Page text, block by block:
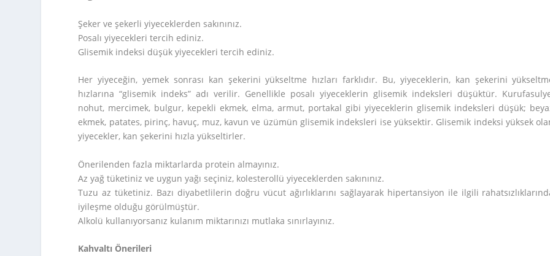
Şeker ve şekerli yiyeceklerden sakınınız.
Posalı yiyecekleri tercih ediniz.
Glisemik indeksi düşük yiyecekleri tercih ediniz.
Her yiyeceğin, yemek sonrası kan şekerini yükseltme hızları farklıdır. Bu, yiyeceklerin, kan şekerini
hızlarına “glisemik indeks” adı verilir. Genellikle posalı yiyeceklerin glisemik indeksleri düşüktür.
nohut, mercimek, bulgur, kepekli ekmek, elma, armut, portakal gibi yiyeceklerin glisemik indeksleri düşük;
ekmek, patates, pirinç, havuç, muz, kavun ve üzümün glisemik indeksleri ise yüksektir. Glisemik indeksi yüksek
yiyecekler, kan şekerini hızla yükseltirler.
Önerilenden fazla miktarlarda protein almayınız.
Az yağ tüketiniz ve uygun yağı seçiniz, kolesterollü yiyeceklerden sakınınız.
Tuzu az tüketiniz. Bazı diyabetlilerin doğru vücut ağırlıklarını sağlayarak hipertansiyon ile ilgili
iyileşme olduğu görülmüştür.
Alkolü kullanıyorsanız kulanım miktarınızı mutlaka sınırlayınız.
Kahvaltı Önerileri